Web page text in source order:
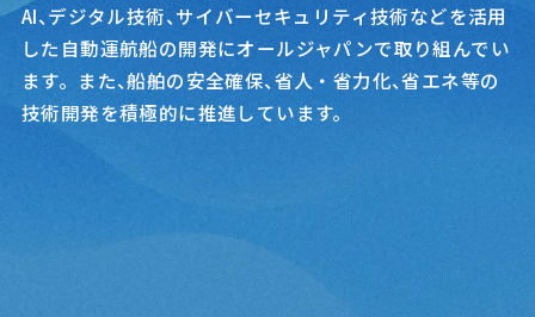
AI、デジタル技術、サイバーセキュリティ技術などを活用
した自動運航船の開発にオールジャパンで取り組んでい
ます。また、船舶の安全確保、省人・省力化、省エネ等の
技術開発を積極的に推進しています。